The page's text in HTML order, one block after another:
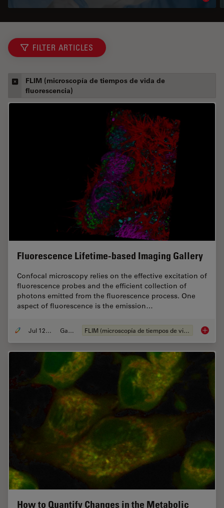
FILTER ARTICLES
FLIM (microscopía de tiempos de vida de
fluorescencia)
Fluorescence Lifetime-based Imaging Gallery
Confocal microscopy relies on the effective excitation of
fluorescence probes and the efficient collection of
photons emitted from the fluorescence process. One
aspect of fluorescence is the emission…
Jul 12, 2021 Gallery FLIM (microscopía de tiempos de vida de fluorescencia)
How to Quantify Changes in the Metabolic